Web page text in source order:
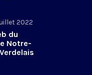
2022
du
Notre-